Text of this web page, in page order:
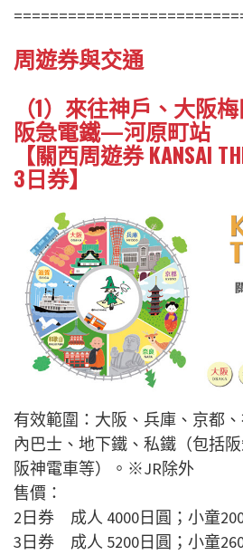
周遊券與交通
（1）來往神戶、大阪
阪急電鐵—河原町站
【關西周遊券 KANSAI
3日券】
有效範圍：大阪、兵庫、京都
內巴士、地下鐵、私鐵（包括
阪神電車等）。※JR除外
售價：
2日券 成人 4000日圓；小童
3日券 成人 5200日圓；小童